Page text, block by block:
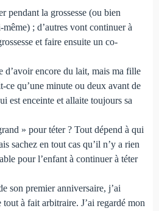
pendant la grossesse (ou bien
; d’autres vont continuer à
et faire ensuite un co-
d’avoir encore du lait, mais ma fille
ce qu’une minute ou deux avant de
est enceinte et allaite toujours sa
» pour téter ? Tout dépend à qui
sachez en tout cas qu’il n’y a rien
pour l’enfant à continuer à téter
son premier anniversaire, j’ai
tout à fait arbitraire. J’ai regardé mon